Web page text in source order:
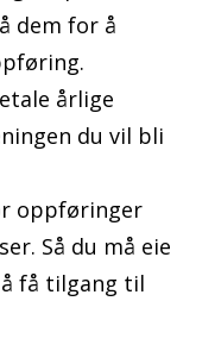
dem for å
årlige
du vil bli
oppføringer
Så du må eie
få tilgang til